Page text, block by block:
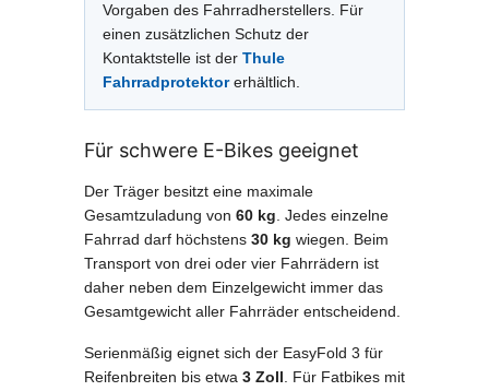
Vorgaben des Fahrradherstellers. Für
einen zusätzlichen Schutz der
Kontaktstelle ist der Thule
Fahrradprotektorerhältlich.
Für schwere E-Bikes geeignet
Der Träger besitzt eine maximale
Gesamtzuladung von 60 kg . Jedes einzelne
Fahrrad darf höchstens 30 kg wiegen. Beim
Transport von drei oder vier Fahrrädern ist
daher neben dem Einzelgewicht immer das
Gesamtgewicht aller Fahrräder entscheidend.
Serienmäßig eignet sich der EasyFold 3 für
Reifenbreiten bis etwa 3 Zoll . Für Fatbikes mit